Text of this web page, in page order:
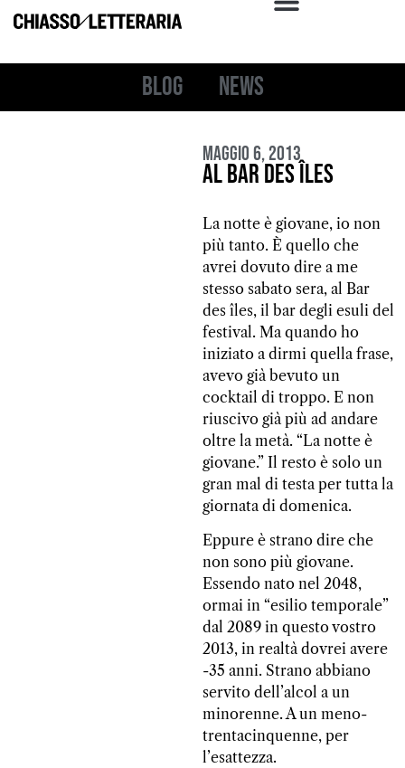
Blog News
Maggio 6, 2013
Al bar des îles
La notte è giovane, io non
più tanto. È quello che
avrei dovuto dire a me
stesso sabato sera, al Bar
des îles, il bar degli esuli del
festival. Ma quando ho
iniziato a dirmi quella frase,
avevo già bevuto un
cocktail di troppo. E non
riuscivo già più ad andare
oltre la metà. “La notte è
giovane.” Il resto è solo un
gran mal di testa per tutta la
giornata di domenica.
Eppure è strano dire che
non sono più giovane.
Essendo nato nel 2048,
ormai in “esilio temporale”
dal 2089 in questo vostro
2013, in realtà dovrei avere
-35 anni. Strano abbiano
servito dell’alcol a un
minorenne. A un meno-
trentacinquenne, per
l’esattezza.